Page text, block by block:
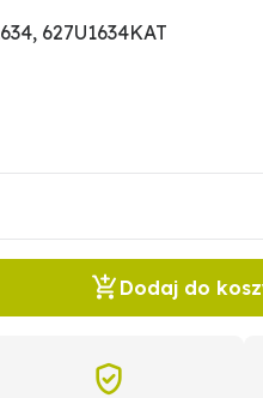
627U1634KAT
Dodaj do